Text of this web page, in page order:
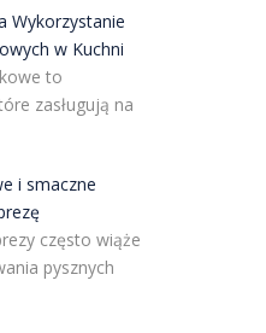
Wykorzystanie
w Kuchni
to
zasługują na
i smaczne
często wiąże
pysznych